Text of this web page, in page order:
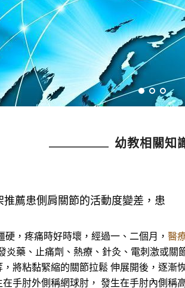
幼教相關知
薦患側肩關節的活動度變差，患
，疼痛時好時壞，經過一、二個月， 醫
炎藥、止痛劑、熱療、針灸、電刺激或
將粘黏緊縮的關節拉鬆 伸展開後，逐
手肘外側稱網球肘， 發生在手肘內側